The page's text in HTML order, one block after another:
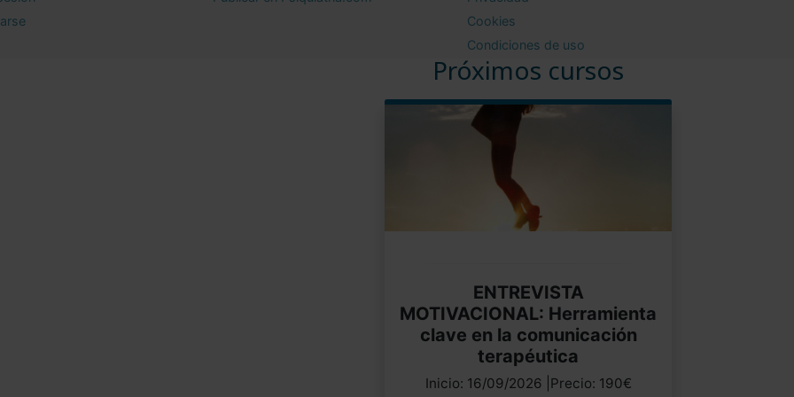
Próximos cursos
ENTREVISTA
MOTIVACIONAL: Herramienta
clave en la comunicación
terapéutica
Inicio: 16/09/2026 |Precio: 190€
Cookies
Condiciones de uso